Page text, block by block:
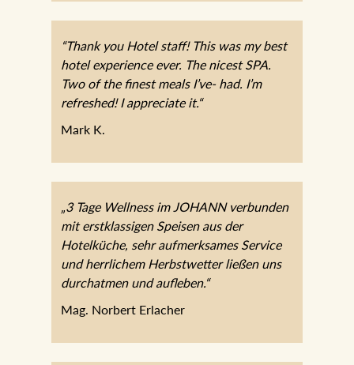
“Thank you Hotel staff! This was my best
hotel experience ever. The nicest SPA.
Two of the finest meals I’ve- had. I’m
refreshed! I appreciate it.“
Mark K.
„3 Tage Wellness im JOHANN verbunden
mit erstklassigen Speisen aus der
Hotelküche, sehr aufmerksames Service
und herrlichem Herbstwetter ließen uns
durchatmen und aufleben.“
Mag. Norbert Erlacher